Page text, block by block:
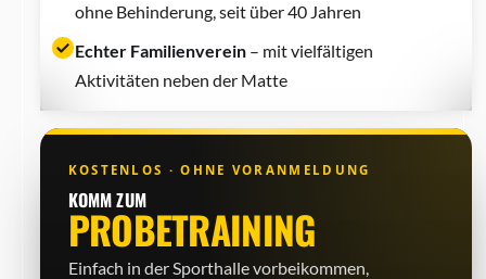
ohne Behinderung, seit über 40 Jahren
Echter Familienverein – mit vielfältigen
Aktivitäten neben der Matte
KOSTENLOS · OHNE VORANMELDUNG
KOMM ZUM
PROBETRAINING
Einfach in der Sporthalle vorbeikommen,